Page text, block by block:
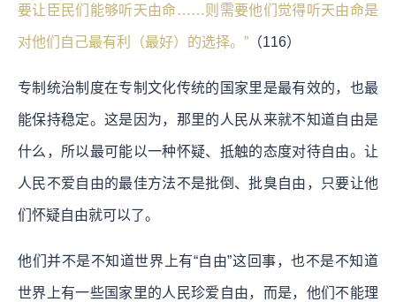
要让臣民们能够听天由命……则需要他们觉得听天由命是
对他们自己最有利（最好）的选择。” （116）
专制统治制度在专制文化传统的国家里是最有效的，也最
能保持稳定。这是因为，那里的人民从来就不知道自由是
什么，所以最可能以一种怀疑、抵触的态度对待自由。让
人民不爱自由的最佳方法不是批倒、批臭自由，只要让他
们怀疑自由就可以了。
他们并不是不知道世界上有“自由”这回事，也不是不知道
世界上有一些国家里的人民珍爱自由，而是，他们不能理